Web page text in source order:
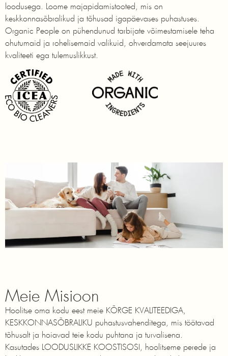
loodusega. Loome majapidamistooted, mis on
keskkonnasõbralikud ja tõhusad igapäevases puhastuses.
Organic People on pühendunud tarbijate võimestamisele teha
ohutumaid ja rohelisemaid valikuid, ohverdamata seejuures
kvaliteeti ega tulemuslikkust.
Meie Misioon
Hoolitse oma kodu eest meie KÕRGE KVALITEEDIGA,
KESKKONNASÕBRALIKU puhastusvahenditega, mis töötavad
tõhusalt ja hoiavad teie kodu puhtana ja turvalisena.
Kasutades LOODUSLIKKE KOOSTISOSI, hoolitseme perede ja